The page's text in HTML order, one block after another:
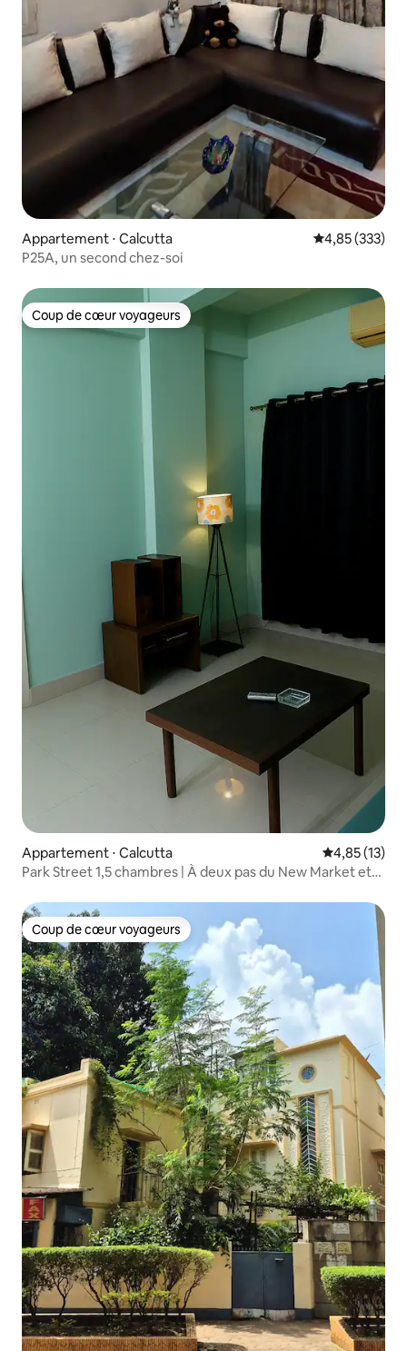
Appartement ⋅ Calcutta Évaluation
4,85 (333)
P25A, un second chez-soi
Coup de cœur voyageurs
Coup de cœur voyageurs
Appartement ⋅ Calcutta Évaluation
4,85 (13)
Park Street 1,5 chambres | À deux pas du New Market et
Coup de cœur voyageurs
Coup de cœur voyageurs